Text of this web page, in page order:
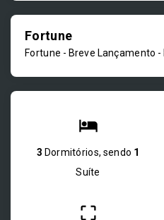
Fortune
Fortune - Breve Lançamento -
3 Dormitórios, sendo 1
Suíte